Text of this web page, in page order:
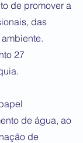
de promover a
das
27
de água, ao
de